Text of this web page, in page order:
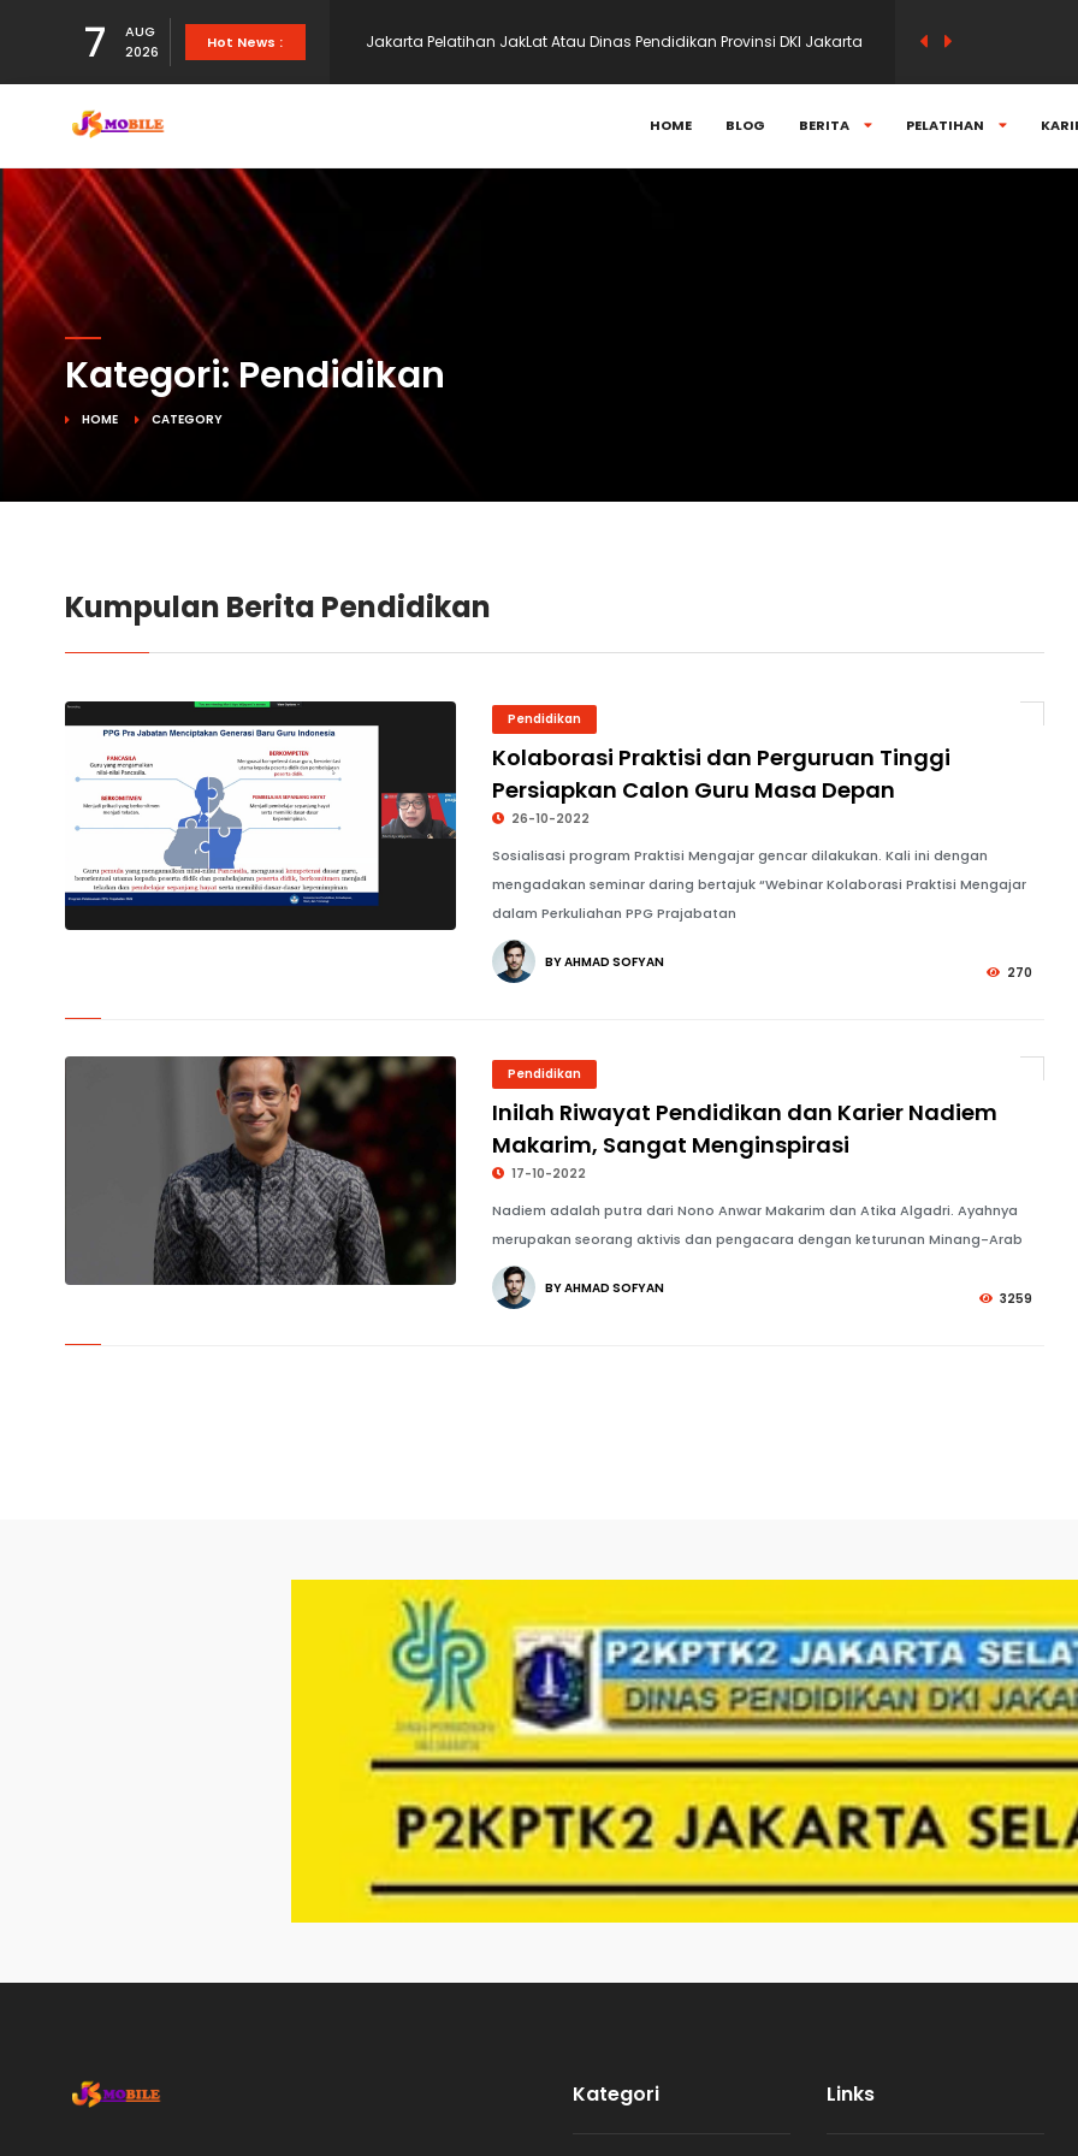
7
AUG
2026
Hot News : Jakarta Pelatihan JakLat Atau Dinas Pendidikan Provinsi DKI Jakarta
Peluncuran Sistem Pengembangan Profesional Guru DKI Jakarta
P2KPTK2JS - Fasilitas layanan peningkatan kompetensi yang
memudahkan pendidik, tenaga kependidikan dan siswa kejuruan
untuk mendaftar
HOME BLOG BERITA PELATIHAN
Kategori: Pendidikan
HOME CATEGORY
Kumpulan Berita Pendidikan
Pendidikan
Kolaborasi Praktisi dan Perguruan Tinggi
Persiapkan Calon Guru Masa Depan
26-10-2022
Sosialisasi program Praktisi Mengajar gencar dilakukan. Kali ini dengan
mengadakan seminar daring bertajuk “Webinar Kolaborasi Praktisi Mengajar
dalam Perkuliahan PPG Prajabatan
270
BY AHMAD SOFYAN
Pendidikan
Inilah Riwayat Pendidikan dan Karier Nadiem
Makarim, Sangat Menginspirasi
17-10-2022
Nadiem adalah putra dari Nono Anwar Makarim dan Atika Algadri. Ayahnya
merupakan seorang aktivis dan pengacara dengan keturunan Minang-Arab
3259
BY AHMAD SOFYAN
Kategori Links